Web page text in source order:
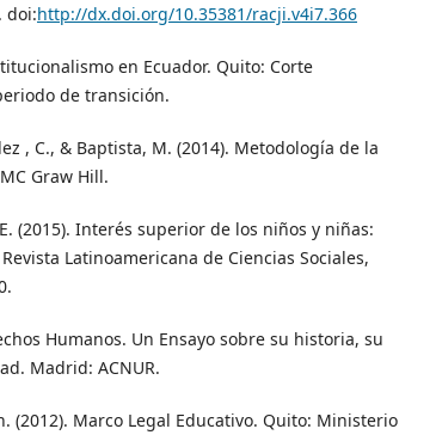
doi:http://dx.doi.org/10.35381/racji.v4i7.366
en Ecuador. Quito: Corte
de transición.
, C., & Baptista, M. (2014). Metodología de la
Graw Hill.
(2015). Interés superior de los niños y niñas:
Latinoamericana de Ciencias Sociales,
Humanos. Un Ensayo sobre su historia, su
Madrid: ACNUR.
(2012). Marco Legal Educativo. Quito: Ministerio